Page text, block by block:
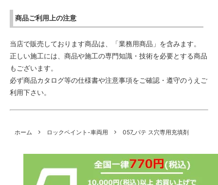
商品ご利用上の注意
当店で販売しております商品は、「業務用商品」を含みます。
正しい施工には、商品や施工の専門知識・技術を必要とする商品
もございます。
必ず商品カタログ等の仕様書や注意事項をご確認・遵守のうえご
利用下さい。
ホーム ロックペイント-車両用 057_パテ ス穴専用充填剤